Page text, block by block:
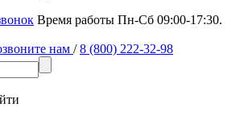
Время работы Пн-Сб 09:00-17:30.
нам / 8 (800) 222-32-98